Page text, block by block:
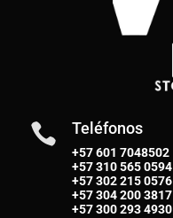
 Teléfonos
+57 601 7048502
+57310 565 0594
+57302 215 0576
+57304 200 3817
+57300 293 4930